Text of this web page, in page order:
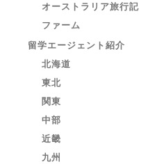
オーストラリア旅行記
ファーム
留学エージェント紹介
北海道
東北
関東
中部
近畿
九州